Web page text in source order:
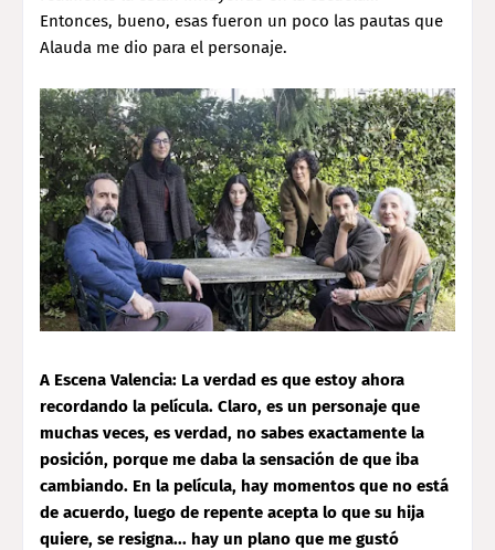
Entonces, bueno, esas fueron un poco las pautas que
Alauda me dio para el personaje.
A Escena Valencia: La verdad es que estoy ahora
recordando la película. Claro, es un personaje que
muchas veces, es verdad, no sabes exactamente la
posición, porque me daba la sensación de que iba
cambiando. En la película, hay momentos que no está
de acuerdo, luego de repente acepta lo que su hija
quiere, se resigna... hay un plano que me gustó